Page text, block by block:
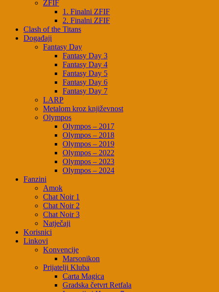
ZFIF
1. Finalni ZFIF
2. Finalni ZFIF
Clash of the Titans
Događaji
Fantasy Day
Fantasy Day 3
Fantasy Day 4
Fantasy Day 5
Fantasy Day 6
Fantasy Day 7
LARP
Metalom kroz književnost
Olympos
Olympos – 2017
Olympos – 2018
Olympos – 2019
Olympos – 2022
Olympos – 2023
Olympos – 2024
Fanzini
Amok
Chat Noir 1
Chat Noir 2
Chat Noir 3
Natječaji
Korisnici
Linkovi
Konvencije
Marsonikon
Prijatelji Kluba
Carta Magica
Gradska četvrt Retfala